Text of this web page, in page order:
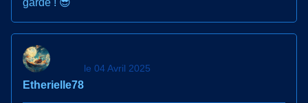
garde ! 😎
Etherielle78
le 04 Avril 2025